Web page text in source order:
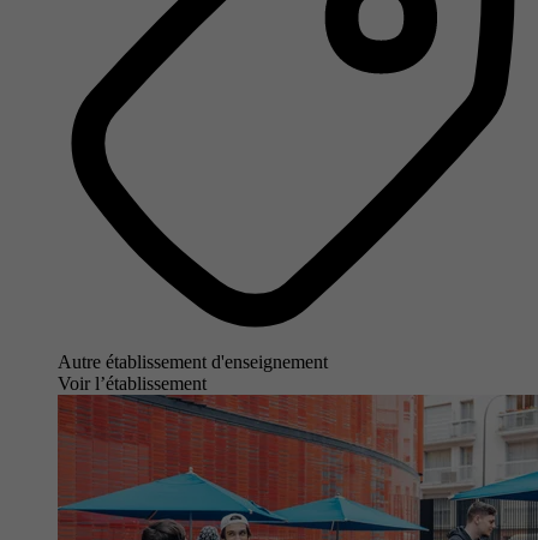
Autre établissement d'enseignement
Voir l’établissement